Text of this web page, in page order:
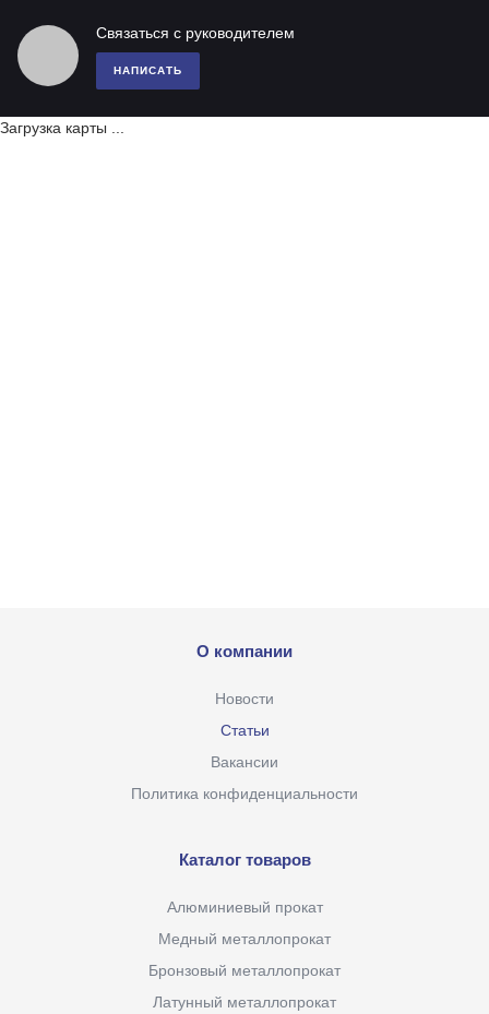
Связаться с руководителем
НАПИСАТЬ
Загрузка карты ...
О компании
Новости
Статьи
Вакансии
Политика конфиденциальности
Каталог товаров
Алюминиевый прокат
Медный металлопрокат
Бронзовый металлопрокат
Латунный металлопрокат